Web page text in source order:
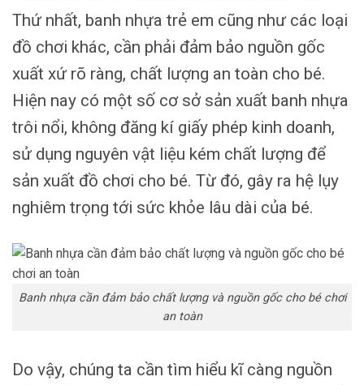
Thứ nhất, banh nhựa trẻ em cũng như các loại
đồ chơi khác, cần phải đảm bảo nguồn gốc
xuất xứ rõ ràng, chất lượng an toàn cho bé.
Hiện nay có một số cơ sở sản xuất banh nhựa
trôi nổi, không đăng kí giấy phép kinh doanh,
sử dụng nguyên vật liệu kém chất lượng để
sản xuất đồ chơi cho bé. Từ đó, gây ra hệ lụy
nghiêm trọng tới sức khỏe lâu dài của bé.
Banh nhựa cần đảm bảo chất lượng và nguồn gốc cho bé chơi
an toàn
Do vậy, chúng ta cần tìm hiểu kĩ càng nguồn